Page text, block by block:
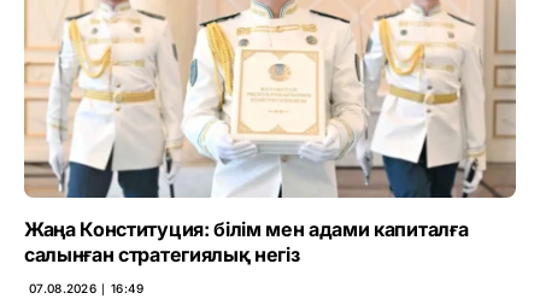
Жаңа Конституция: білім мен адами капиталға
салынған стратегиялық негіз
07.08.2026 ∣ 16:49